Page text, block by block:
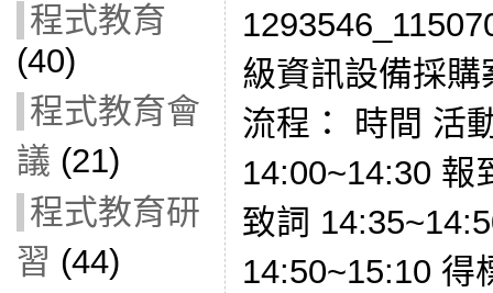
程式教育
(40)
程式教育會
議 (21)
程式教育研
習 (44)
級資訊設備採
流程： 時間 活
14:00~14:30 報
致詞
14:50~15:10 得